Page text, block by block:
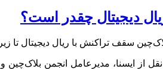
دیجیتال چقدر است؟
تومان است و ریال دیجیتال فقط برای تراکنش‌های خرد مردم بوده و هیچ فرد خارجی حق داشتن ریال دیجیتال را ندارد.